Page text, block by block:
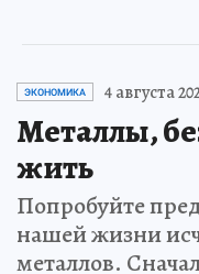
ЭКОНОМИКА 4 августа
Металлы,
жить
Попробуйте
нашей жизни
металлов.